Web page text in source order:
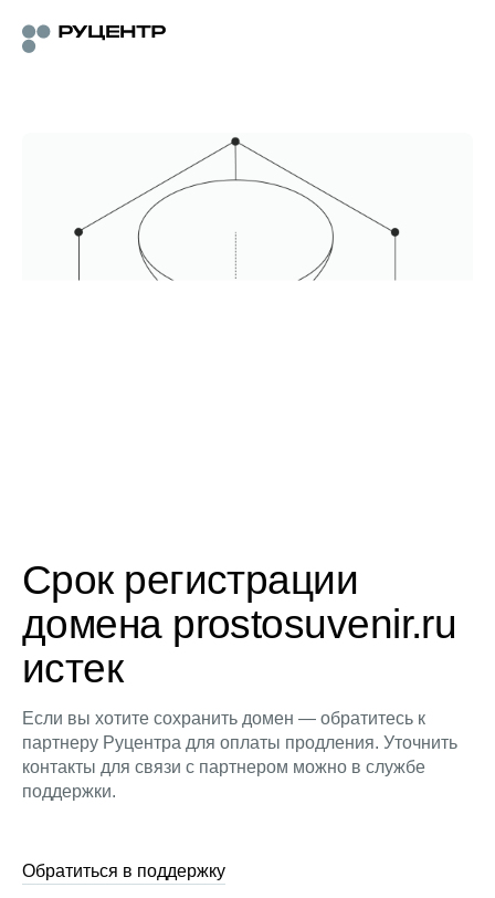
Срок регистрации
домена prostosuvenir.ru
истек
Если вы хотите сохранить домен — обратитесь к
партнеру Руцентра для оплаты продления. Уточнить
контакты для связи с партнером можно в службе
поддержки.
Обратиться в поддержку